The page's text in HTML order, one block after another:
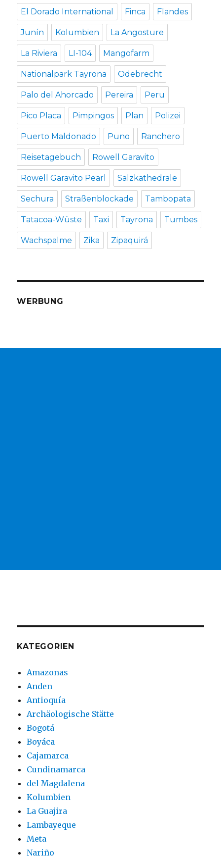
El Dorado International Finca Flandes
Junín Kolumbien La Angosture
La Riviera LI-104 Mangofarm
Nationalpark Tayrona Odebrecht
Palo del Ahorcado Pereira Peru
Pico Placa Pimpingos Plan Polizei
Puerto Maldonado Puno Ranchero
Reisetagebuch Rowell Garavito
Rowell Garavito Pearl Salzkathedrale
Sechura Straßenblockade Tambopata
Tatacoa-Wüste Taxi Tayrona Tumbes
Wachspalme Zika Zipaquirá
WERBUNG
KATEGORIEN
Amazonas
Anden
Antioquía
Archäologische Stätte
Bogotá
Boyáca
Cajamarca
Cundinamarca
del Magdalena
Kolumbien
La Guajira
Lambayeque
Meta
Nariño